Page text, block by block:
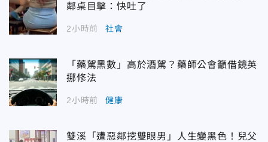
鄰桌目擊：快吐了
2小時前 社會
「藥駕黑數」高於酒駕？藥師公會籲借鏡英
挪修法
2小時前 健康
雙溪「遭惡鄰挖雙眼男」人生變黑色！兒父